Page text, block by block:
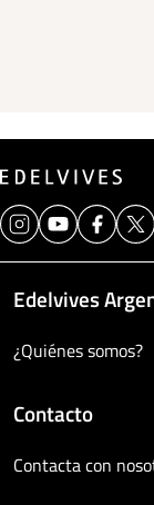
Edelvives
¿Quiénes somos?
Contacto
Contacta con